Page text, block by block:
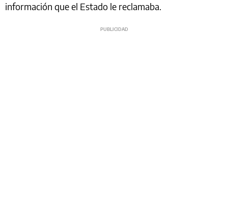
información que el Estado le reclamaba.